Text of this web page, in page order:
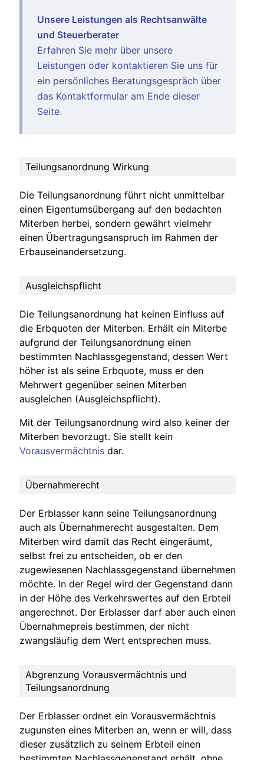
Unsere Leistungen als Rechtsanwälte
und Steuerberater
Erfahren Sie mehr über unsere
Leistungen oder kontaktieren Sie uns für
ein persönliches Beratungsgespräch über
das Kontaktformular am Ende dieser
Seite.
Teilungsanordnung Wirkung
Die Teilungsanordnung führt nicht unmittelbar
einen Eigentumsübergang auf den bedachten
Miterben herbei, sondern gewährt vielmehr
einen Übertragungsanspruch im Rahmen der
Erbauseinandersetzung.
Ausgleichspflicht
Die Teilungsanordnung hat keinen Einfluss auf
die Erbquoten der Miterben. Erhält ein Miterbe
aufgrund der Teilungsanordnung einen
bestimmten Nachlassgegenstand, dessen Wert
höher ist als seine Erbquote, muss er den
Mehrwert gegenüber seinen Miterben
ausgleichen (Ausgleichspflicht).
Mit der Teilungsanordnung wird also keiner der
Miterben bevorzugt. Sie stellt kein
Vorausvermächtnis dar.
Übernahmerecht
Der Erblasser kann seine Teilungsanordnung
auch als Übernahmerecht ausgestalten. Dem
Miterben wird damit das Recht eingeräumt,
selbst frei zu entscheiden, ob er den
zugewiesenen Nachlassgegenstand übernehmen
möchte. In der Regel wird der Gegenstand dann
in der Höhe des Verkehrswertes auf den Erbteil
angerechnet. Der Erblasser darf aber auch einen
Übernahmepreis bestimmen, der nicht
zwangsläufig dem Wert entsprechen muss.
Abgrenzung Vorausvermächtnis und
Teilungsanordnung
Der Erblasser ordnet ein Vorausvermächtnis
zugunsten eines Miterben an, wenn er will, dass
dieser zusätzlich zu seinem Erbteil einen